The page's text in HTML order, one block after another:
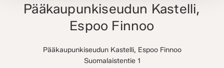
Pääkaupunkiseudun Kastelli,
Espoo Finnoo
Pääkaupunkiseudun Kastelli, Espoo Finnoo
Suomalaistentie 1